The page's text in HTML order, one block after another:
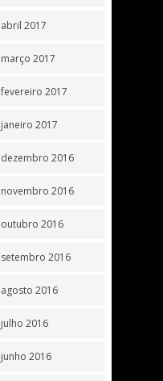
abril 2017
março 2017
fevereiro 2017
janeiro 2017
dezembro 2016
novembro 2016
outubro 2016
setembro 2016
agosto 2016
julho 2016
junho 2016